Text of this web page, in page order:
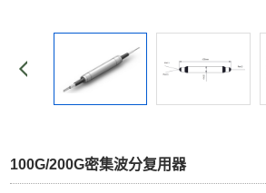
100G/200G密集波分复用器